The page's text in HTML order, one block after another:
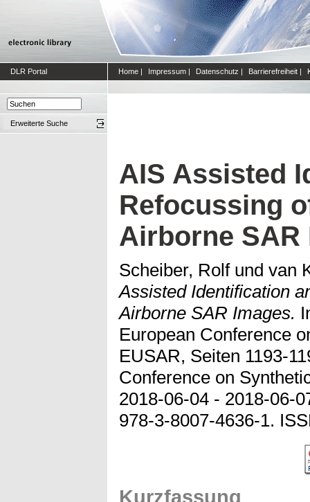
DLR Portal Home | Impressum | Datenschutz | Barrierefreiheit |
Erweiterte Suche
AIS Assisted
Refocussing
Airborne SAR
Scheiber, Rolfund van
Assisted Identification
Airborne SAR Images.
European Conference
EUSAR, Seiten 1193-
Conference on
2018-06-04 - 2018-06-
978-3-8007-4636-1.
Kurzfassung